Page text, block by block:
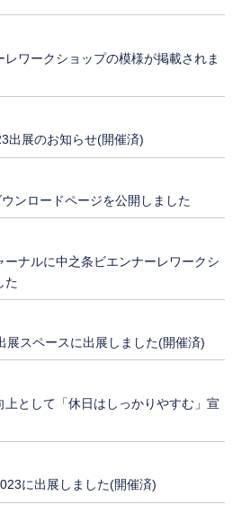
ワークショップの模様が掲載されま
出展のお知らせ(開催済)
ンロードページを公開しました
ナルに中之条ビエンナーレワークシ
た
展スペースに出展しました(開催済)
として「休日はしっかりやすむ」宣
に出展しました(開催済)